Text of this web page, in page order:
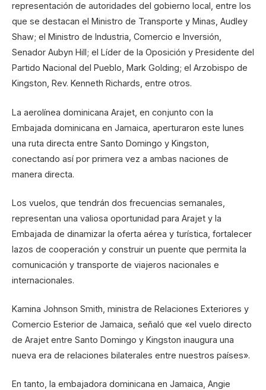
representación de autoridades del gobierno local, entre los
que se destacan el Ministro de Transporte y Minas, Audley
Shaw; el Ministro de Industria, Comercio e Inversión,
Senador Aubyn Hill; el Líder de la Oposición y Presidente del
Partido Nacional del Pueblo, Mark Golding; el Arzobispo de
Kingston, Rev. Kenneth Richards, entre otros.
La aerolínea dominicana Arajet, en conjunto con la
Embajada dominicana en Jamaica, aperturaron este lunes
una ruta directa entre Santo Domingo y Kingston,
conectando así por primera vez a ambas naciones de
manera directa.
Los vuelos, que tendrán dos frecuencias semanales,
representan una valiosa oportunidad para Arajet y la
Embajada de dinamizar la oferta aérea y turística, fortalecer
lazos de cooperación y construir un puente que permita la
comunicación y transporte de viajeros nacionales e
internacionales.
Kamina Johnson Smith, ministra de Relaciones Exteriores y
Comercio Esterior de Jamaica, señaló que «el vuelo directo
de Arajet entre Santo Domingo y Kingston inaugura una
nueva era de relaciones bilaterales entre nuestros países».
En tanto, la embajadora dominicana en Jamaica, Angie